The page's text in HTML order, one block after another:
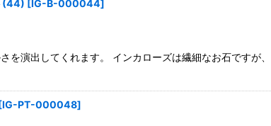
(44) [IG-B-000044]
演出してくれます。 インカローズは繊細なお石ですが
IG-PT-000048]